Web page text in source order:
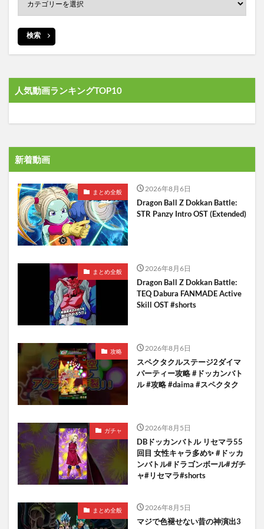
検索
人気動画ランキングTOP10
新着動画
まとめ全般 2026年8月6日
Dragon Ball Z Dokkan Battle:
STR Panzy Intro OST (Extended)
まとめ全般 2026年8月6日
Dragon Ball Z Dokkan Battle:
TEQ Dabura FANMADE Active
Skill OST #shorts
攻略 2026年8月6日
スペクタクルステージ2ダイマ
パーティー攻略 #ドッカンバト
ル #攻略 #daima #スペクタク
ガチャ 2026年8月5日
DBドッカンバトル リセマラ55
回目 女性キャラ多め✨️ #ドッカ
ンバトル#ドラゴンボール#ガチ
ャ#リセマラ#shorts
まとめ全般 2026年8月5日
マジで色褪せない昔の神演出3